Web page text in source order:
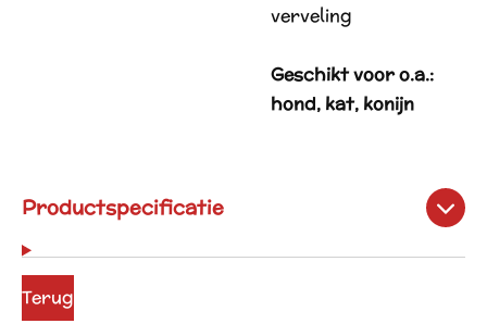
verveling
Geschikt voor o.a.:
hond, kat, konijn
Productspecificatie
Terug